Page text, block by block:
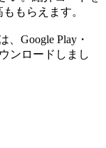
もらえます。
Google Play・
ンロードしまし